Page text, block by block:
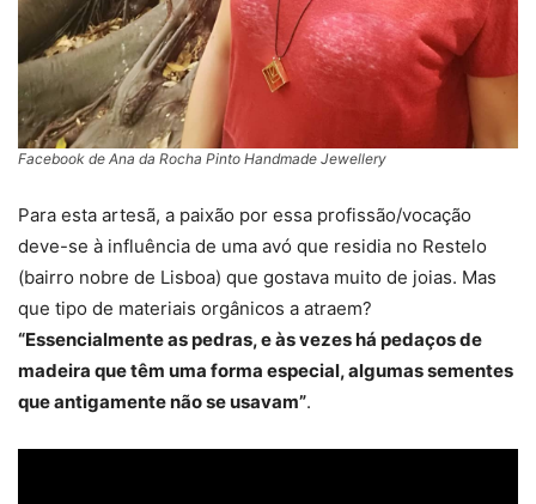
Facebook de Ana da Rocha Pinto Handmade Jewellery
Para esta artesã, a paixão por essa profissão/vocação
deve-se à influência de uma avó que residia no Restelo
(bairro nobre de Lisboa) que gostava muito de joias. Mas
que tipo de materiais orgânicos a atraem?
“Essencialmente as pedras, e às vezes há pedaços de
madeira que têm uma forma especial, algumas sementes
que antigamente não se usavam”.